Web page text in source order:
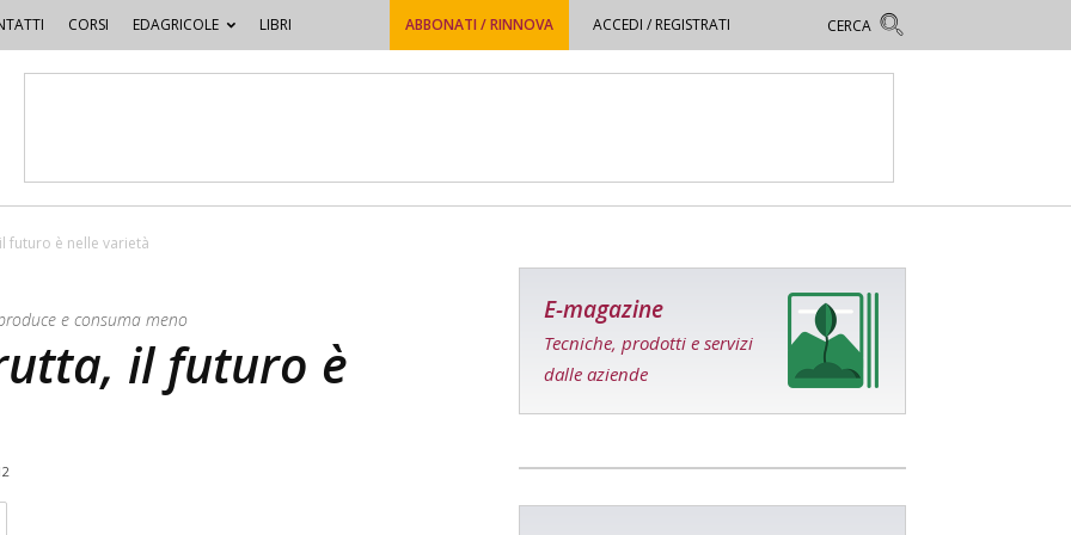
CORSI EDAGRICOLE LIBRI ABBONATI / RINNOVA ACCEDI / REGISTRATI
futuro è nelle varietà
e consuma meno
il futuro è
E-magazine
Tecniche, prodotti e servizi
dalle aziende